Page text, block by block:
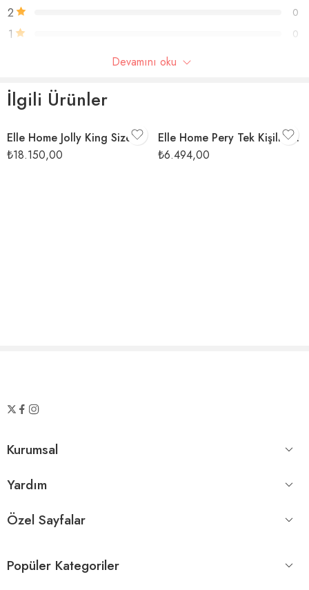
2 0
1 0
Yorumlar
Henüz hiç yorum yok.
Devamını oku
İlgili Ürünler
Elle Home Jolly King Size Nevresim Takımı
₺18.150,00
Elle Home Pery Tek Kişilik Nevresim Takımı – Koyu Yeşil
₺6.494,00
Kurumsal
Yardım
Özel Sayfalar
Popüler Kategoriler